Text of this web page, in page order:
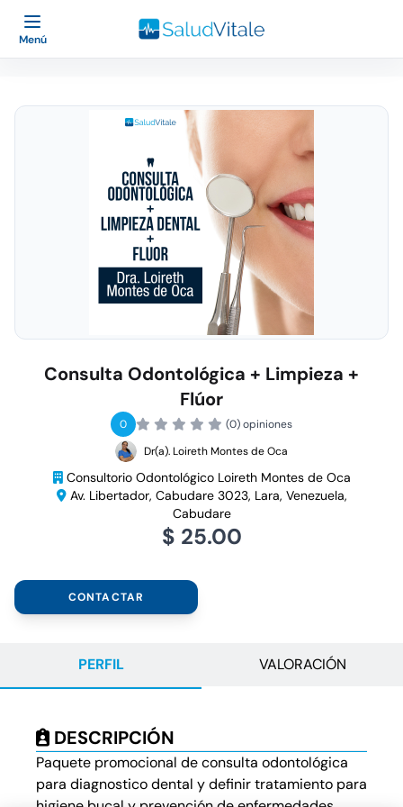
Menú
Consulta Odontológica + Limpieza +
Flúor
0
(0) opiniones
Dr(a). Loireth Montes de Oca
Consultorio Odontológico Loireth Montes de Oca
Av. Libertador, Cabudare 3023, Lara, Venezuela,
Cabudare
$ 25.00
CONTACTAR
PERFIL VALORACIÓN
DESCRIPCIÓN
Paquete promocional de consulta odontológica
para diagnostico dental y definir tratamiento para